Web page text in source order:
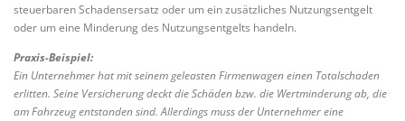
steuerbaren Schadensersatz oder um ein zusätzliches Nutzungsentgelt
oder um eine Minderung des Nutzungsentgelts handeln.
Praxis-Beispiel:
Ein Unternehmer hat mit seinem geleasten Firmenwagen einen Totalschaden
erlitten. Seine Versicherung deckt die Schäden bzw. die Wertminderung ab, die
am Fahrzeug entstanden sind. Allerdings muss der Unternehmer eine